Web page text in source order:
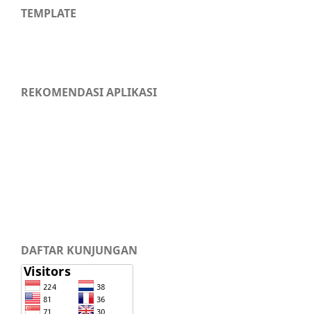
TEMPLATE
REKOMENDASI APLIKASI
DAFTAR KUNJUNGAN